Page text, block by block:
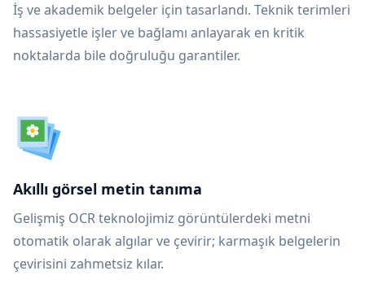
İş ve akademik belgeler için tasarlandı. Teknik terimleri
hassasiyetle işler ve bağlamı anlayarak en kritik
noktalarda bile doğruluğu garantiler.
Akıllı görsel metin tanıma
Gelişmiş OCR teknolojimiz görüntülerdeki metni
otomatik olarak algılar ve çevirir; karmaşık belgelerin
çevirisini zahmetsiz kılar.